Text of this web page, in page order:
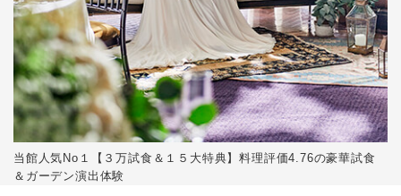
当館人気No１【３万試食＆１５大特典】料理評価4.76の豪華試食
＆ガーデン演出体験